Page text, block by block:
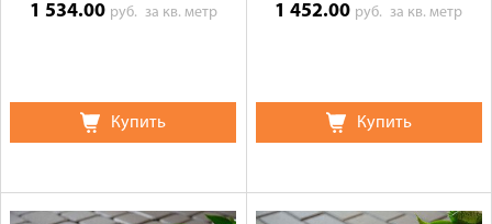
1 534.00 руб. за кв. метр
Купить
1 452.00 руб.за кв. метр
Купить